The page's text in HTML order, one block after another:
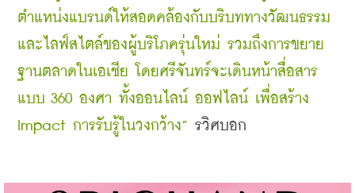
ตำแหน่งแบรนด์ให้สอดคล้องกับบริบททางวัฒนธรรม
และไลฟ์สไตล์ของผู้บริโภครุ่นใหม่ รวมถึงการขยาย
ฐานตลาดในเอเชีย โดยศรีจันทร์จะเดินหน้าสื่อสาร
แบบ 360 องศา ทั้งออนไลน์ ออฟไลน์ เพื่อสร้าง
Impact การรับรู้ในวงกว้าง” รวิศบอก